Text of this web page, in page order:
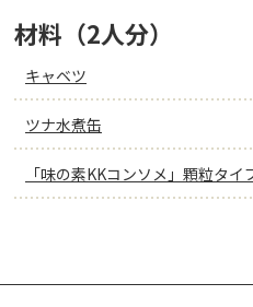
材料（2人分）
キャベツ
ツナ水煮缶
「味の素KKコンソメ」顆粒タイ